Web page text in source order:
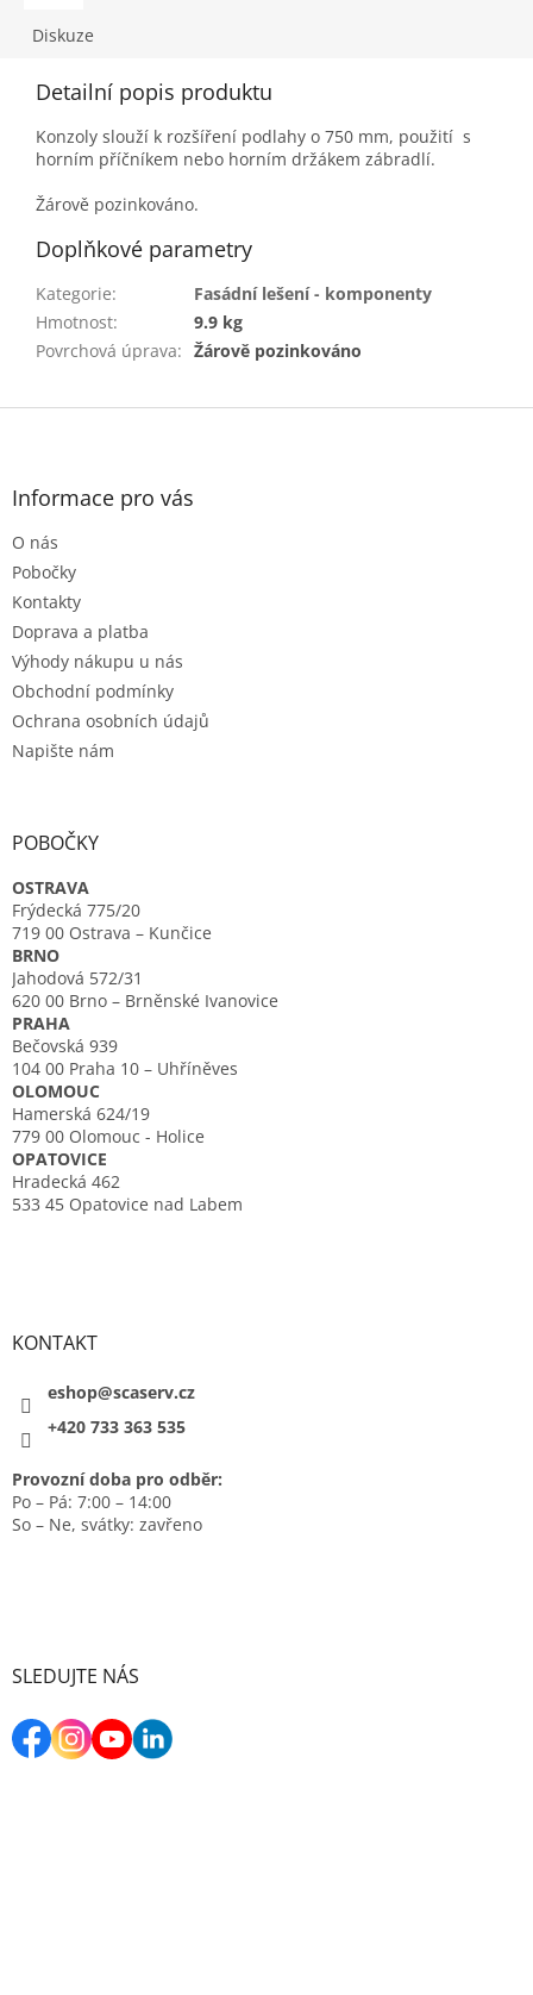
Diskuze
Detailní popis produktu
Konzoly slouží k rozšíření podlahy o 750 mm, použití s
horním příčníkem nebo horním držákem zábradlí.
Žárově pozinkováno.
Doplňkové parametry
Kategorie:
Fasádní lešení - komponenty
Hmotnost:
9.9 kg
Povrchová úprava: Žárově pozinkováno
Z
Informace pro vás
O nás
Pobočky
Kontakty
Doprava a platba
Výhody nákupu u nás
Obchodní podmínky
Ochrana osobních údajů
Napište nám
POBOČKY
OSTRAVA
Frýdecká 775/20
719 00 Ostrava – Kunčice
BRNO
Jahodová 572/31
620 00 Brno – Brněnské Ivanovice
PRAHA
Bečovská 939
104 00 Praha 10 – Uhříněves
OLOMOUC
Hamerská 624/19
779 00 Olomouc - Holice
OPATOVICE
Hradecká 462
533 45 Opatovice nad Labem
KONTAKT
eshop@scaserv.cz
+420 733 363 535
Provozní doba pro odběr:
Po – Pá: 7:00 – 14:00
So – Ne, svátky: zavřeno
SLEDUJTE NÁS